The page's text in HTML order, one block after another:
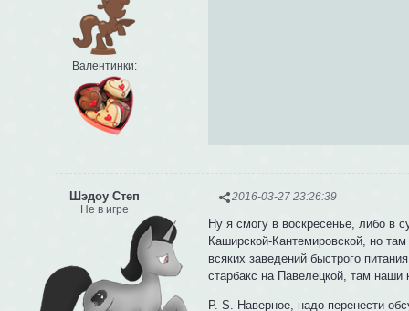
Валентинки:
2016-03-27 23:26:39
Шэдоу Степ
Не в игре
Ну я смогу в воскресенье, либо в
Каширской-Кантемировской, но
всяких заведений быстрого
старбакс на Павелецкой, там наши
P. S. Наверное, надо перенести